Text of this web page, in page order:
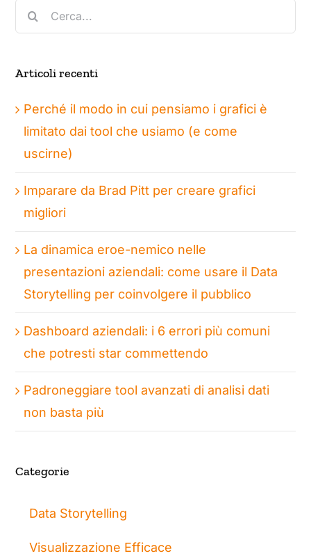
Cerca
per:
Articoli recenti
Perché il modo in cui pensiamo i grafici è
limitato dai tool che usiamo (e come
uscirne)
Imparare da Brad Pitt per creare grafici
migliori
La dinamica eroe-nemico nelle
presentazioni aziendali: come usare il Data
Storytelling per coinvolgere il pubblico
Dashboard aziendali: i 6 errori più comuni
che potresti star commettendo
Padroneggiare tool avanzati di analisi dati
non basta più
Categorie
Data Storytelling
Visualizzazione Efficace